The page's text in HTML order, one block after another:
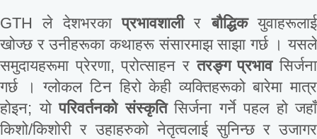
GTH ले देशभरकाप्रभावशालीरबौद्धिकयुवाहरूलाई
खोज्छ र उनीहरूका कथाहरू संसारमाझ साझा गर्छ । यसले
समुदायहरूमा प्रेरणा, प्रोत्साहन रतरङ्ग प्रभावसिर्जना
गर्छ । ग्लोकल टिन हिरो केही व्यक्तिहरूको बारेमा मात्र
होइन; योपरिवर्तनको संस्कृतिसिर्जना गर्ने पहल हो जहाँ
किशो/किशोरी र उहाहरुको नेतृत्वलाई सुनिन्छ र उजागर